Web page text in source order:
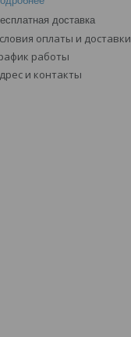
доставка
оплаты и доставки
работы
и контакты